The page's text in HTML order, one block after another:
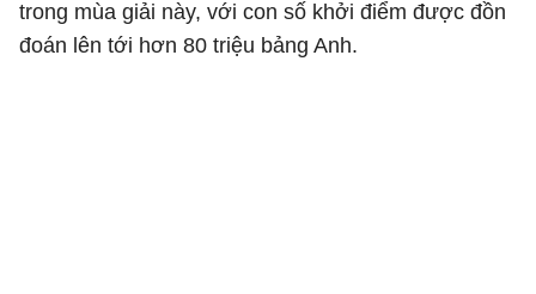
trong mùa giải này, với con số khởi điểm được đồn
đoán lên tới hơn 80 triệu bảng Anh.